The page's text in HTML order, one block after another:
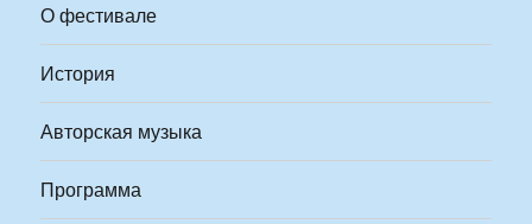
О фестивале
История
Авторская музыка
Программа